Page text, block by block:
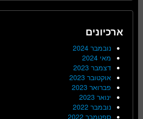
ארכיונים
נובמבר 2024
מאי 2024
דצמבר 2023
אוקטובר 2023
פברואר 2023
ינואר 2023
נובמבר 2022
ספטמבר 2022